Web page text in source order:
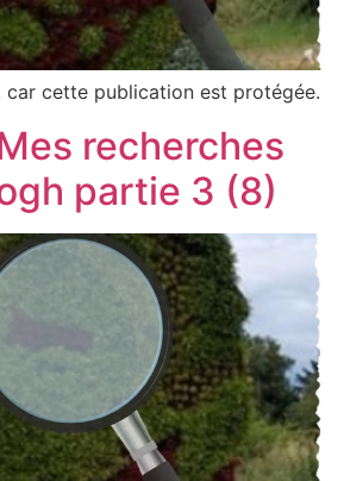
car cette publication est protégée.
recherches
partie 3 (8)